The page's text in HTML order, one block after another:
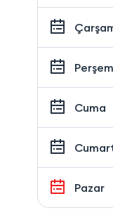
Cuma
Pazar